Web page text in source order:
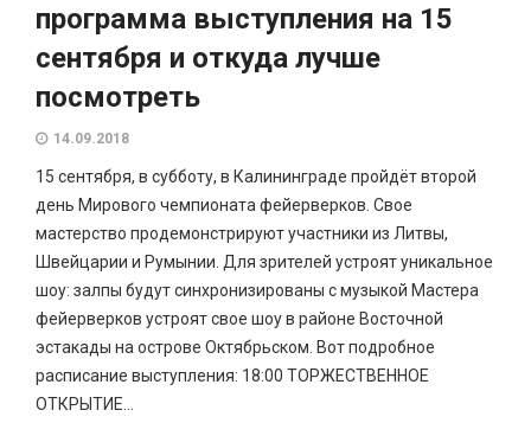
программа выступления на 15
сентября и откуда лучше
посмотреть
14.09.2018
15 сентября, в субботу, в Калининграде пройдёт второй
день Мирового чемпионата фейерверков. Свое
мастерство продемонстрируют участники из Литвы,
Швейцарии и Румынии. Для зрителей устроят уникальное
шоу: залпы будут синхронизированы с музыкой Мастера
фейерверков устроят свое шоу в районе Восточной
эстакады на острове Октябрьском. Вот подробное
расписание выступления: 18:00 ТОРЖЕСТВЕННОЕ
ОТКРЫТИЕ...